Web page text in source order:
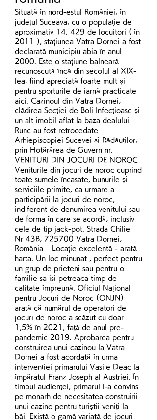
Situată în nord-estul României, în
judeţul Suceava, cu o populaţie de
aproximativ 14. 429 de locuitori ( în
2011 ), staţiunea Vatra Dornei a fost
declarată municipiu abia în anul
2000. Este o staţiune balneară
recunoscută încă din secolul al XIX-
lea, fiind apreciată foarte mult şi
pentru sporturile de iarnă practicate
aici. Cazinoul din Vatra Dornei,
clădirea Secției de Boli Infecțioase și
un alt imobil aflat la baza dealului
Runc au fost retrocedate
Arhiepiscopiei Sucevei și Rădăuților,
prin Hotărârea de Guvern nr.
VENITURI DIN JOCURI DE NOROC
Veniturile din jocuri de noroc cuprind
toate sumele încasate, bunurile și
serviciile primite, ca urmare a
participării la jocuri de noroc,
indiferent de denumirea venitului sau
de forma în care se acordă, inclusiv
cele de tip jack-pot. Strada Chiliei
Nr 43B, 725700 Vatra Dornei,
România – Locaţie excelentă - arată
harta. Un loc minunat , perfect pentru
un grup de prieteni sau pentru o
familie sa isi petreaca timp de
calitate împreună. Oficiul Național
pentru Jocuri de Noroc (ONJN)
arată că numărul de operatori de
jocuri de noroc a scăzut cu doar
1,5% în 2021, față de anul pre-
pandemic 2019. Aprobarea pentru
construirea unui cazinou la Vatra
Dornei a fost acordată în urma
intervenției primarului Vasile Deac la
împăratul Franz Joseph al Austriei. În
timpul audienței, primarul l-a convins
pe monarh de necesitatea construirii
unui cazino pentru turiștii veniți la
băi. Există o gamă variată de jocuri